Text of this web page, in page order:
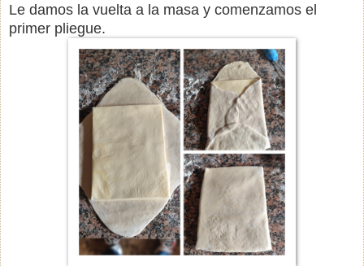
Le damos la vuelta a la masa y comenzamos el
primer pliegue.